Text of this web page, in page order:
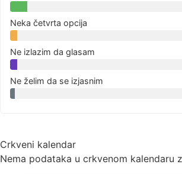
Neka četvrta opcija
Ne izlazim da glasam
Ne želim da se izjasnim
Crkveni kalendar
Nema podataka u crkvenom kalendaru